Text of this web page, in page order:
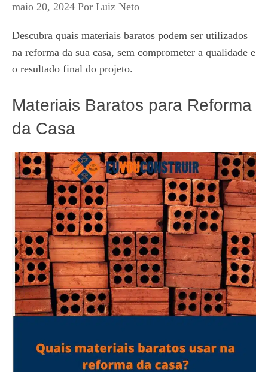
maio 20, 2024 Por Luiz Neto
Descubra quais materiais baratos podem ser utilizados
na reforma da sua casa, sem comprometer a qualidade e
o resultado final do projeto.
Materiais Baratos para Reforma
da Casa